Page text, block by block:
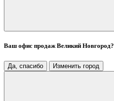
Ваш офис продажВеликий Новгород?
Да, спасибо Изменить город